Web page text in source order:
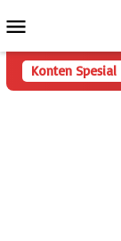
ke
Mobile
Konten Spesial